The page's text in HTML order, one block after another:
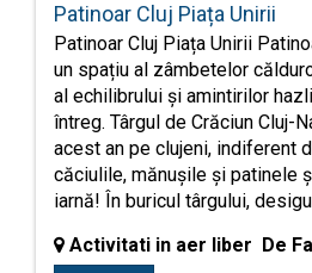
Patinoar Cluj Piața Unirii
Patinoar Cluj Piața Unirii
un spațiu al zâmbetelor
al echilibrului și amintirilor
întreg. Târgul de Crăciun Cluj-
acest an pe clujeni, indiferent
căciulile, mănușile și patinele
iarnă! În buricul târgului,
Activitati in aer liber De